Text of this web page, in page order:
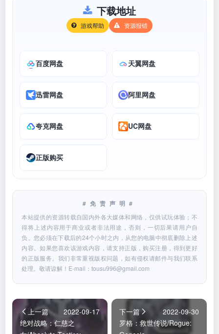
下载地址
游戏帮助 资源报错
百度网盘 天翼网盘
迅雷网盘 阿里网盘
夸克网盘 UC网盘
正版购买
#免责声明#
本站提供的资源转载自国内外各大媒体和网络，仅供试玩体验；不
得将上述内容用于商业或者非法用途，否则，一切后果请用户自
负。您必须在下载后的24个小时之内，从您的电脑中彻底删除上述
内容。如果您喜欢该游戏内容，请支持正版，购买注册，得到更好
的正版服务。我们非常重视版权问题，如有侵权请邮件与我们联系
处理。敬请谅解！E-mail：tousu996@gmail.com
上一篇
2022-09-17
绝对战略：仁慈之
下一篇
2022-09-30
罗格：救世传说/Rogue: